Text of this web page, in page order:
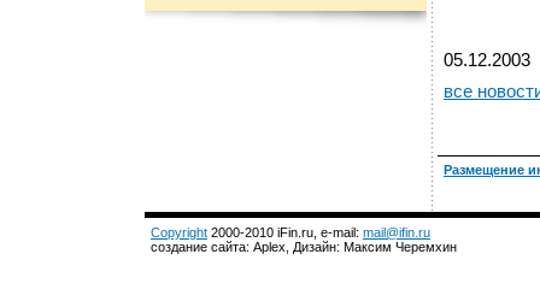
05.12.2003
все
Размещение
Copyright 2000-2010 iFin.ru, e-mail: mail@ifin.ru
создание сайта: Aplex, Дизайн: Максим Черемхин